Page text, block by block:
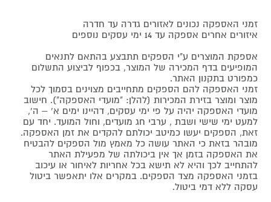
זמני האספקה נכונים לאזורים גדרה עד חדרה
איזורים אחרים אספקה עד 14 ימי עסקים נוספים
אספקת המוצרים ע"י הספקים תתבצע בהתאם לתנאים
המופיעים בדף המכירה של המוצר, בכפוף לביצוע התשלום
כמפורט בתקנון האתר.
זמני האספקה להם הספקים מתחייבים מצוינים בסמוך לכל
מוצר ומוצר בזירת המכירות (להלן: "מועדי האספקה"). חישוב
מועדי האספקה יהיה על פי ימי עסקים, דהיינו ימים א' – ה',
למעט ימי שישי ושבת , ערבי חג מועדים, וחול המועד. יחד עם
זאת, הספקים יעשו כמיטב יכולתם להקדים את זמן האספקה.
מובהר בזאת כי האתר עושה כל מאמץ מול הספקים להבטיח
את האספקה בזמן אך אין ביכולתה של מפעילת האתר
להתחייב לכך והיא לא תישא בכל אחריות לאיחור או עיכוב
בזמני האספקה מצד הספקים. במקרים אלו יתאפשר ביטול
עסקה ללא דמי ביטול.